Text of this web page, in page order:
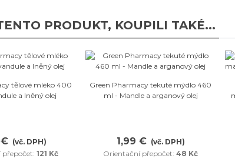
PRODUKT, KOUPILI TAKÉ...
Oblíbené
tělové mléko 400
a lněný olej
(vč. DPH)
121 Kč
Oblíbené
Green Pharmacy tekuté mýdlo 460
ml - Mandle a arganový olej
1,99 € (vč. DPH)
Orientační přepočet: 48 Kč